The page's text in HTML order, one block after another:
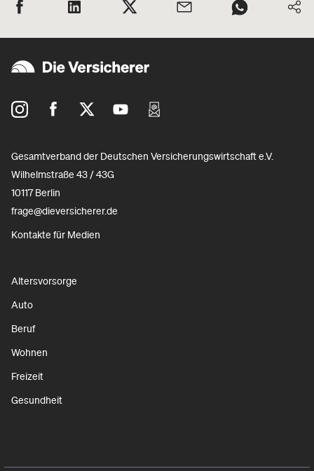
Gesamtverband der Deutschen Versicherungswirtschaft e.V.
Wilhelmstraße 43 / 43G
10117 Berlin
frage@dieversicherer.de
Kontakte für Medien
Altersvorsorge
Auto
Beruf
Wohnen
Freizeit
Gesundheit